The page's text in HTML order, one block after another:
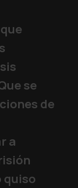
se
de
a
quiso